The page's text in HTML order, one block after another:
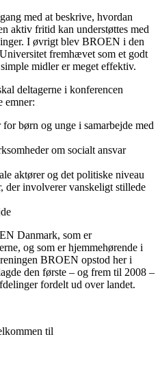
med at beskrive, hvordan
aktiv fritid kan understøttes med
I øvrigt blev BROEN i den
fremhævet som et godt
midler er meget effektiv.
deltagerne i konferencen
emner:
børn og unge i samarbejde med
om socialt ansvar
aktører og det politiske niveau
der involverer vanskeligt stillede
Danmark, som er
og som er hjemmehørende i
BROEN opstod her i
den første – og frem til 2008 –
fordelt ud over landet.
til